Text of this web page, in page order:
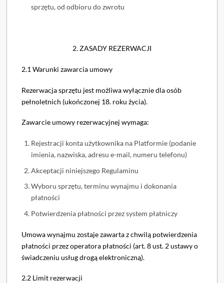
sprzętu, od odbioru do zwrotu
2. ZASADY REZERWACJI
2.1 Warunki zawarcia umowy
Rezerwacja sprzętu jest możliwa wyłącznie dla osób
pełnoletnich (ukończonej 18. roku życia).
Zawarcie umowy rezerwacyjnej wymaga:
Rejestracji konta użytkownika na Platformie (podanie
imienia, nazwiska, adresu e-mail, numeru telefonu)
Akceptacji niniejszego Regulaminu
Wyboru sprzętu, terminu wynajmu i dokonania
płatności
Potwierdzenia płatności przez system płatniczy
Umowa wynajmu zostaje zawarta z chwilą potwierdzenia
płatności przez operatora płatności (art. 8 ust. 2 ustawy o
świadczeniu usług drogą elektroniczną).
2.2 Limit rezerwacji